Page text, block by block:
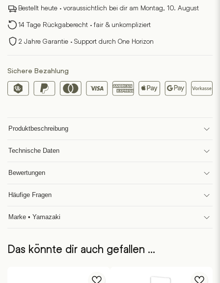
Bestellt heute · voraussichtlich bei dir am Montag, 10. August
14 Tage Rückgaberecht · fair & unkompliziert
2 Jahre Garantie · Support durch One Horizon
Sichere Bezahlung
Produktbeschreibung
Technische Daten
Bewertungen
Häufige Fragen
Marke • Yamazaki
Das könnte dir auch gefallen …